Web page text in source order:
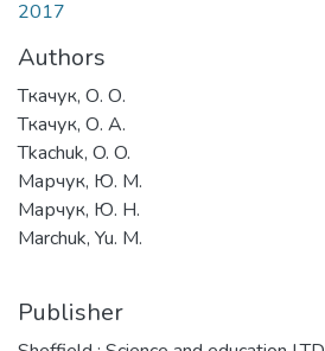
2017
Authors
Ткачук, О. О.
Ткачук, О. А.
Tkachuk, O. O.
Марчук, Ю. М.
Марчук, Ю. Н.
Marchuk, Yu. M.
Publisher